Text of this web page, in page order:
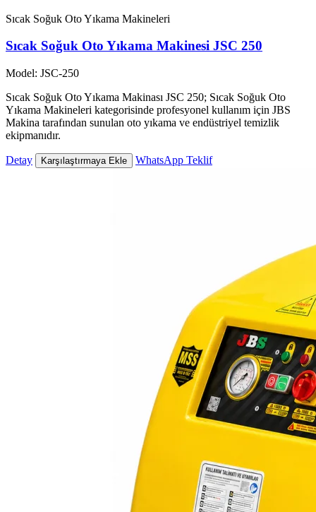
Sıcak Soğuk Oto Yıkama Makineleri
Sıcak Soğuk Oto Yıkama Makinesi JSC 250
Model: JSC-250
Sıcak Soğuk Oto Yıkama Makinası JSC 250; Sıcak Soğuk Oto
Yıkama Makineleri kategorisinde profesyonel kullanım için JBS
Makina tarafından sunulan oto yıkama ve endüstriyel temizlik
ekipmanıdır.
Detay Karşılaştırmaya Ekle WhatsApp Teklif